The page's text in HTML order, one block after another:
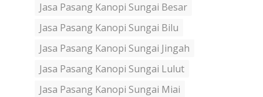
Jasa Pasang Kanopi Sungai Besar
Jasa Pasang Kanopi Sungai Bilu
Jasa Pasang Kanopi Sungai Jingah
Jasa Pasang Kanopi Sungai Lulut
Jasa Pasang Kanopi Sungai Miai